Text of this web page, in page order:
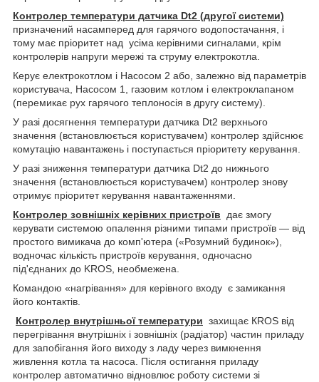
Контролер температури датчика Dt2 (другої системи)
призначений насамперед для гарячого водопостачання, і
тому має пріоритет над усіма керівними сигналами, крім
контролерів напруги мережі та струму електрокотла.
Керує електрокотлом і Насосом 2 або, залежно від параметрів
користувача, Насосом 1, газовим котлом і електроклапаном
(перемикає рух гарячого теплоносія в другу систему).
У разі досягнення температури датчика Dt2 верхнього
значення (встановлюється користувачем) контролер здійснює
комутацію навантажень і поступається пріоритету керування.
У разі зниження температури датчика Dt2 до нижнього
значення (встановлюється користувачем) контролер знову
отримує пріоритет керування навантаженнями.
Контролер зовнішніх керівних пристроїв дає змогу
керувати системою опалення різними типами пристроїв — від
простого вимикача до комп'ютера («Розумний будинок»),
водночас кількість пристроїв керування, одночасно
під'єднаних до KROS, необмежена.
Командою «нагрівання» для керівного входу є замикання
його контактів.
Контролер внутрішньої температури захищає КROS від
перегрівання внутрішніх і зовнішніх (радіатор) частин приладу
для запобігання його виходу з ладу через вимкнення
живлення котла та насоса. Після остигання приладу
контролер автоматично відновлює роботу системи зі